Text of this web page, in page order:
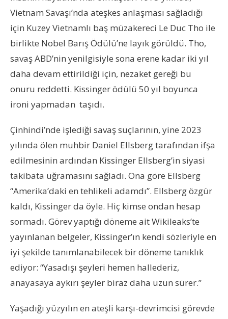
Vietnam Savaşı’nda ateşkes anlaşması sağladığı
için Kuzey Vietnamlı baş müzakereci Le Duc Tho ile
birlikte Nobel Barış Ödülü’ne layık görüldü. Tho,
savaş ABD’nin yenilgisiyle sona erene kadar iki yıl
daha devam ettirildiği için, nezaket gereği bu
onuru reddetti. Kissinger ödülü 50 yıl boyunca
ironi yapmadan taşıdı.
Çinhindi’nde işlediği savaş suçlarının, yine 2023
yılında ölen muhbir Daniel Ellsberg tarafından ifşa
edilmesinin ardından Kissinger Ellsberg’in siyasi
takibata uğramasını sağladı. Ona göre Ellsberg
“Amerika’daki en tehlikeli adamdı”. Ellsberg özgür
kaldı, Kissinger da öyle. Hiç kimse ondan hesap
sormadı. Görev yaptığı döneme ait Wikileaks’te
yayınlanan belgeler, Kissinger’ın kendi sözleriyle en
iyi şekilde tanımlanabilecek bir döneme tanıklık
ediyor: “Yasadışı şeyleri hemen hallederiz,
anayasaya aykırı şeyler biraz daha uzun sürer.”
Yaşadığı yüzyılın en ateşli karşı-devrimcisi görevde